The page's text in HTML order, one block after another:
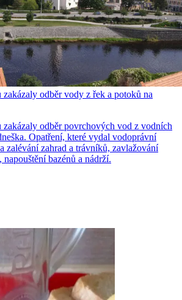
odběr vody z řek a potoků na
zakázaly odběr povrchových vod z vodních
Opatření, které vydal vodoprávní
zalévání zahrad a trávníků, zavlažování
bazénů a nádrží.